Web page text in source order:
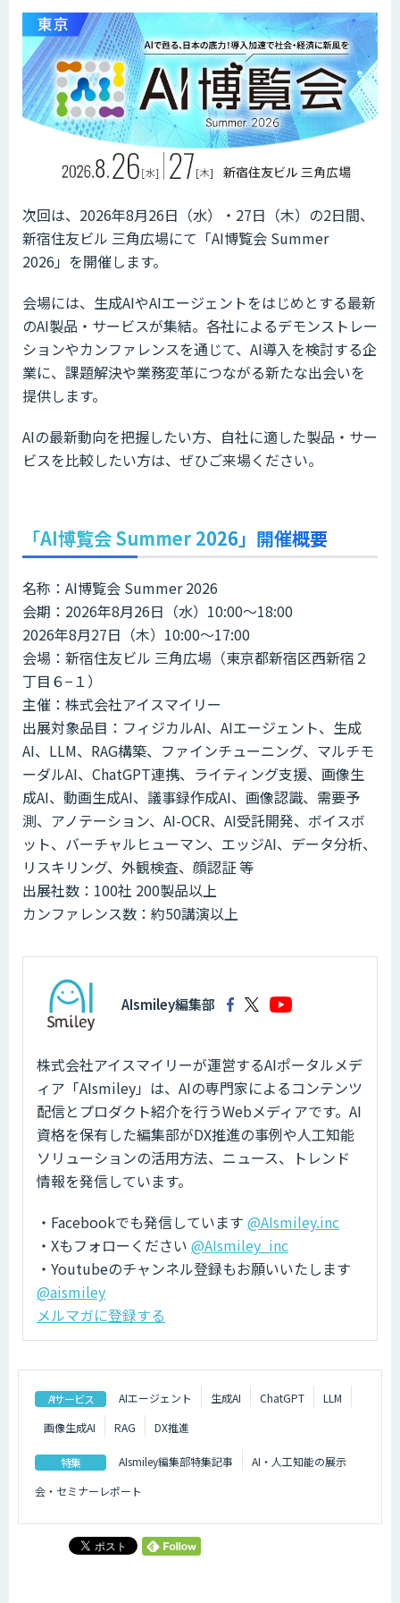
次回は、2026年8月26日（水）・27日（木）の2日間、
新宿住友ビル 三角広場にて「AI博覧会 Summer
2026」を開催します。
会場には、生成AIやAIエージェントをはじめとする最新
のAI製品・サービスが集結。各社によるデモンストレー
ションやカンファレンスを通じて、AI導入を検討する企
業に、課題解決や業務変革につながる新たな出会いを
提供します。
AIの最新動向を把握したい方、自社に適した製品・サー
ビスを比較したい方は、ぜひご来場ください。
「AI博覧会 Summer 2026」開催概要
名称：AI博覧会 Summer 2026
会期：2026年8月26日（水）10:00～18:00
2026年8月27日（木）10:00～17:00
会場：新宿住友ビル 三角広場（東京都新宿区西新宿２
丁目６−１）
主催：株式会社アイスマイリー
出展対象品目：フィジカルAI、AIエージェント、生成
AI、LLM、RAG構築、ファインチューニング、マルチモ
ーダルAI、ChatGPT連携、ライティング支援、画像生
成AI、動画生成AI、議事録作成AI、画像認識、需要予
測、アノテーション、AI-OCR、AI受託開発、ボイスボ
ット、バーチャルヒューマン、エッジAI、データ分析、
リスキリング、外観検査、顔認証 等
出展社数：100社 200製品以上
カンファレンス数：約50講演以上
AIsmiley編集部
株式会社アイスマイリーが運営するAIポータルメデ
ィア「AIsmiley」は、AIの専門家によるコンテンツ
配信とプロダクト紹介を行うWebメディアです。AI
資格を保有した編集部がDX推進の事例や人工知能
ソリューションの活用方法、ニュース、トレンド
情報を発信しています。
・Facebookでも発信しています @AIsmiley.inc
・Xもフォローください @AIsmiley_inc
・Youtubeのチャンネル登録もお願いいたします
@aismiley
メルマガに登録する
AIサービス AIエージェント 生成AI ChatGPT
LLM
画像生成AI
RAG DX推進
特集 AIsmiley編集部特集記事
AI・人工知能の展示
会・セミナーレポート